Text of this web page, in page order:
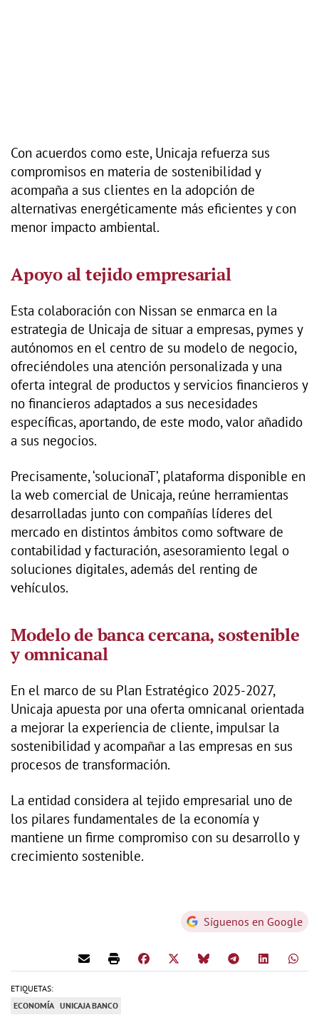
Con acuerdos como este, Unicaja refuerza sus
compromisos en materia de sostenibilidad y
acompaña a sus clientes en la adopción de
alternativas energéticamente más eficientes y con
menor impacto ambiental.
Apoyo al tejido empresarial
Esta colaboración con Nissan se enmarca en la
estrategia de Unicaja de situar a empresas, pymes y
autónomos en el centro de su modelo de negocio,
ofreciéndoles una atención personalizada y una
oferta integral de productos y servicios financieros y
no financieros adaptados a sus necesidades
específicas, aportando, de este modo, valor añadido
a sus negocios.
Precisamente, ‘solucionaT’, plataforma disponible en
la web comercial de Unicaja, reúne herramientas
desarrolladas junto con compañías líderes del
mercado en distintos ámbitos como software de
contabilidad y facturación, asesoramiento legal o
soluciones digitales, además del renting de
vehículos.
Modelo de banca cercana, sostenible
y omnicanal
En el marco de su Plan Estratégico 2025-2027,
Unicaja apuesta por una oferta omnicanal orientada
a mejorar la experiencia de cliente, impulsar la
sostenibilidad y acompañar a las empresas en sus
procesos de transformación.
La entidad considera al tejido empresarial uno de
los pilares fundamentales de la economía y
mantiene un firme compromiso con su desarrollo y
crecimiento sostenible.
Síguenos en Google
ETIQUETAS:
ECONOMÍA UNICAJA BANCO